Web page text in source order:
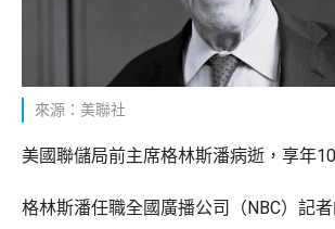
來源：美聯社
美國聯儲局前主席格林斯潘病逝，享年
格林斯潘任職全國廣播公司（NBC）記者